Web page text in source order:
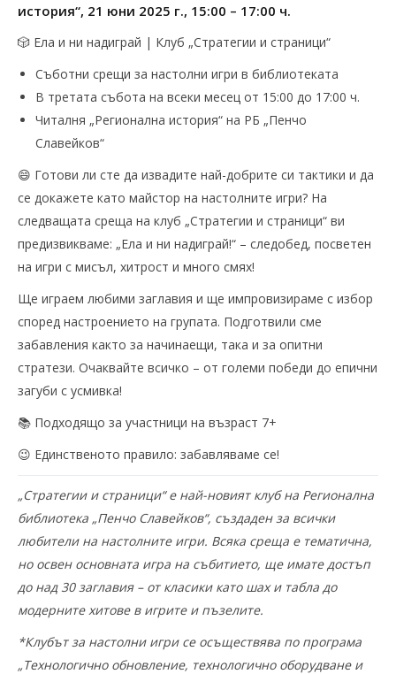
история“, 21 юни 2025 г., 15:00 – 17:00 ч.
🎲 Ела и ни надиграй | Клуб „Стратегии и страници“
Съботни срещи за настолни игри в библиотеката
В третата събота на всеки месец от 15:00 до 17:00 ч.
Читалня „Регионална история“ на РБ „Пенчо
Славейков“
😄 Готови ли сте да извадите най-добрите си тактики и да
се докажете като майстор на настолните игри? На
следващата среща на клуб „Стратегии и страници“ ви
предизвикваме: „Ела и ни надиграй!“ – следобед, посветен
на игри с мисъл, хитрост и много смях!
Ще играем любими заглавия и ще импровизираме с избор
според настроението на групата. Подготвили сме
забавления както за начинаещи, така и за опитни
стратези. Очаквайте всичко – от големи победи до епични
загуби с усмивка!
📚 Подходящо за участници на възраст 7+
😉 Единственото правило: забавляваме се!
„Стратегии и страници“ е най-новият клуб на Регионална
библиотека „Пенчо Славейков“, създаден за всички
любители на настолните игри. Всяка среща е тематична,
но освен основната игра на събитието, ще имате достъп
до над 30 заглавия – от класики като шах и табла до
модерните хитове в игрите и пъзелите.
*Клубът за настолни игри се осъществява по програма
„Технологично обновление, технологично оборудване и